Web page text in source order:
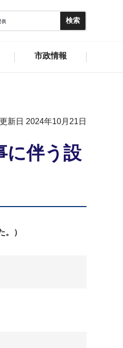
市政情報
新日 2024年10月21日
に伴う設
。）